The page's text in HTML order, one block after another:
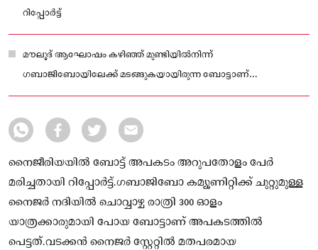
റിപ്പോർട്ട്
മൗലൂദ് ആഘോഷം കഴിഞ്ഞ് മുണ്ടിയില്‍നിന്ന്
ഗബാജിബോയിലേക്ക് മടങ്ങുകയായിരുന്ന ബോട്ടാണ്
അപകടത്തില്‍ പെട്ടത്
നൈജീരിയയിൽ ബോട്ട് അപകടം അറുപതോളം പേർ
മരിച്ചതായി റിപ്പോർട്ട്.ഗബാജിബോ കമ്യൂണിറ്റിക്ക് ചുറ്റുമുള്ള
നൈജർ നദിയില്‍ ചൊവ്വാഴ്ച രാത്രി 300 ഓളം
യാത്രക്കാരുമായി പോയ ബോട്ടാണ് അപകടത്തിൽ
പെട്ടത്.വടക്കൻ നൈജർ സ്റ്റേറ്റില്‍ മതപരമായ